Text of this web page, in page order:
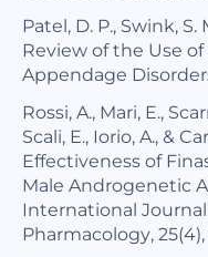
Patel, D. P., Swink, S.
Review of the Use
Appendage
Rossi, A., Mari, E.,
Scali, E., Iorio, A., &
Effectiveness of
Male Androgenetic
International
Pharmacology, 25(4),